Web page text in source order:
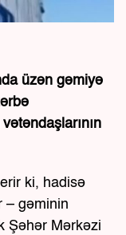
üzən gəmiyə
ki, hadisə
– gəminin
Şəhər Mərkəzi